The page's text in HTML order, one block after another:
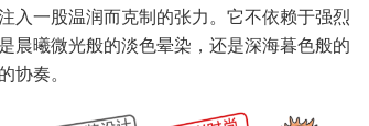
入一股温润而克制的张力。它不依赖于强烈
晨曦微光般的淡色晕染，还是深海暮色般的
协奏。